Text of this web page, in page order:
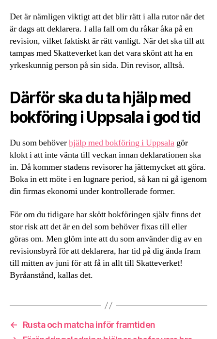
Det är nämligen viktigt att det blir rätt i alla rutor när det
är dags att deklarera. I alla fall om du råkar åka på en
revision, vilket faktiskt är rätt vanligt. När det ska till att
tampas med Skatteverket kan det vara skönt att ha en
yrkeskunnig person på sin sida. Din revisor, alltså.
Därför ska du ta hjälp med
bokföring i Uppsala i god tid
Du som behöverhjälp med bokföring i Uppsala gör
klokt i att inte vänta till veckan innan deklarationen ska
in. Då kommer stadens revisorer ha jättemycket att göra.
Boka in ett möte i en lugnare period, så kan ni gå igenom
din firmas ekonomi under kontrollerade former.
För om du tidigare har skött bokföringen själv finns det
stor risk att det är en del som behöver fixas till eller
göras om. Men glöm inte att du som använder dig av en
revisionsbyrå för att deklarera, har tid på dig ända fram
till mitten av juni för att få in allt till Skatteverket!
Byråanstånd, kallas det.
←
Rusta och matcha inför framtiden